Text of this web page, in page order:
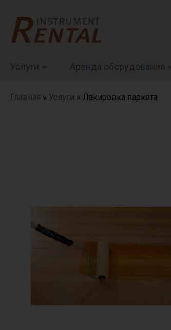
Услуги Аренда оборудования
Главная » Услуги » Лакировка паркета